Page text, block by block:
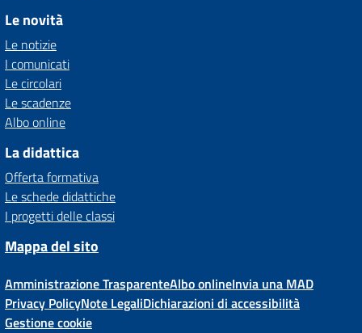
Le novità
Le notizie
I comunicati
Le circolari
Le scadenze
Albo online
La didattica
Offerta formativa
Le schede didattiche
I progetti delle classi
Mappa del sito
Amministrazione TrasparenteAlbo onlineInvia una MAD
Privacy PolicyNote LegaliDichiarazioni di accessibilità
Gestione cookie